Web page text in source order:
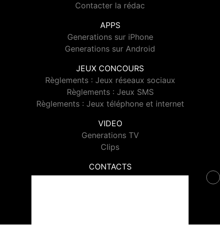
Contacter la rédac
APPS
Generations sur iPhone
Generations sur Android
JEUX CONCOURS
Règlements : Jeux réseaux sociaux
Règlements : Jeux SMS
Règlements : Jeux téléphone et internet
VIDEO
Generations TV
Clips
CONTACTS
Contacter Generations